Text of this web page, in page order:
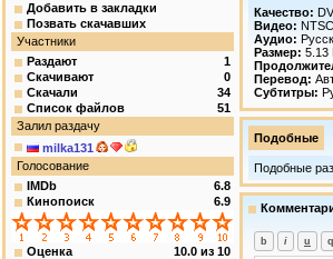
Добавить в закладки
Позвать скачавших
Участники
Раздают
1
Скачивают
0
Скачали
34
Список файлов
51
Залил раздачу
milka131
Голосование
IMDb
6.8
Кинопоиск
6.9
Оценка 10.0 из 10
Качество:
Видео:
Аудио:
Размер: 5.13
Перевод:
Субтитры:
Подобные
Подобные